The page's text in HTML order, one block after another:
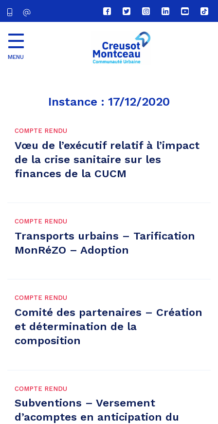
Lien
vers
compte
Facebook
Lien
vers
compte
Twitter
Lien
vers
le
compte
Lien
vers
Lien
vers
Lien
vers
MENU
Instance : 17/12/2020
COMPTE RENDU
Vœu de l’exécutif relatif à l’impact
de la crise sanitaire sur les
finances de la CUCM
COMPTE RENDU
Transports urbains – Tarification
MonRéZO – Adoption
COMPTE RENDU
Comité des partenaires – Création
et détermination de la
composition
COMPTE RENDU
Subventions – Versement
d’acomptes en anticipation du